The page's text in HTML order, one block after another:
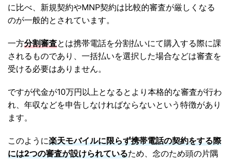
に比べ、新規契約やMNP契約は比較的審査が厳しくなる
のが一般的とされています。
一方分割審査とは携帯電話を分割払いにて購入する際に課
されるものであり、一括払いを選択した場合などは審査を
受ける必要はありません。
ですが代金が10万円以上となるとより本格的な審査が行わ
れ、年収などを申告しなければならないという特徴があり
ます。
このように楽天モバイルに限らず携帯電話の契約をする際
には2つの審査が設けられているため、念のため頭の片隅